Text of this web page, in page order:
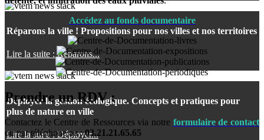
Réparons la ville ! Propositions pour nos villes et nos territoires
Lire la suite : Réparons...
Déployer la gestion écologique. Concepts et pratiques pour
plus de nature en ville
Lire la suite : Déployer...
Accédez au fonds documentaire
Prendre un RDV :
Contactez le Centre de Ressources via notre formulaire de contact
ou par téléphone au :03.21.21.65.65